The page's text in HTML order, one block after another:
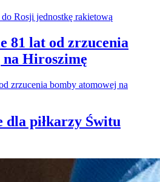
81 lat od zrzucenia
Hiroszimę
dla piłkarzy Świtu